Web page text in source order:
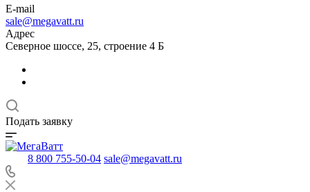
E-mail
sale@megavatt.ru
Адрес
Северное шоссе, 25, строение 4 Б
Подать заявку
8 800 755-50-04 sale@megavatt.ru